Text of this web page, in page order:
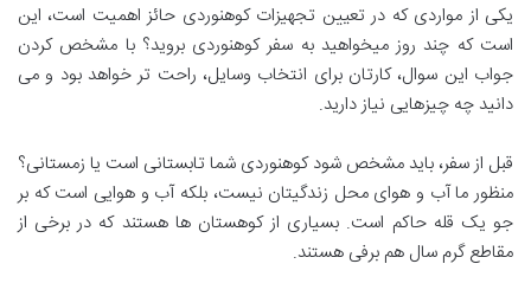
یکی از مواردی که در تعیین تجهیزات کوهنوردی حائز اهمیت است، این
است که چند روز میخواهید به سفر کوهنوردی بروید؟ با مشخص کردن
جواب این سوال، کارتان برای انتخاب وسایل، راحت تر خواهد بود و می
دانید چه چیزهایی نیاز دارید.
قبل از سفر، باید مشخص شود کوهنوردی شما تابستانی است یا زمستانی؟
منظور ما آب و هوای محل زندگیتان نیست، بلکه آب و هوایی است که بر
جو یک قله حاکم است. بسیاری از کوهستان ها هستند که در برخی از
مقاطع گرم سال هم برفی هستند.